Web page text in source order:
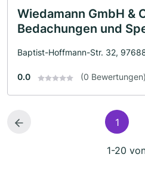
Wiedamann GmbH &
Bedachungen und
Baptist-Hoffmann-Str. 32,
0.0 (0 Bewertungen)
1
1-20